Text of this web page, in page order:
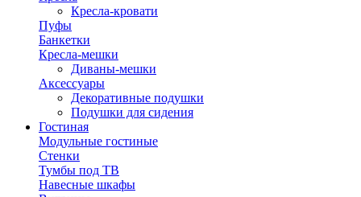
Кресла-кровати
Пуфы
Банкетки
Кресла-мешки
Диваны-мешки
Аксессуары
Декоративные подушки
Подушки для сидения
Гостиная
Модульные гостиные
Стенки
Тумбы под ТВ
Навесные шкафы